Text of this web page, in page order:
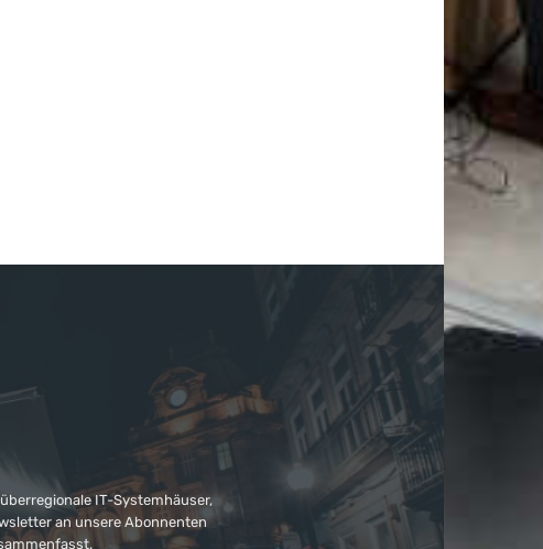
IT-Systemhäuser,
an unsere Abonnenten